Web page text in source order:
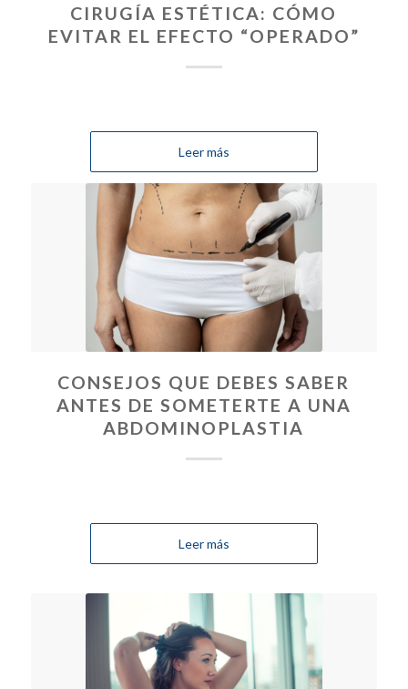
CIRUGÍA ESTÉTICA: CÓMO
EVITAR EL EFECTO “OPERADO”
Leer más
CONSEJOS QUE DEBES SABER
ANTES DE SOMETERTE A UNA
ABDOMINOPLASTIA
Leer más